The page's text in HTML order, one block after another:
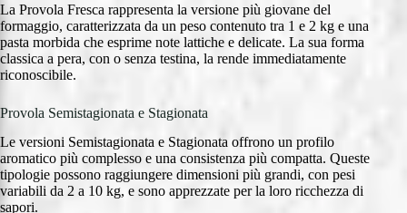
La Provola Fresca rappresenta la versione più giovane del
formaggio, caratterizzata da un peso contenuto tra 1 e 2 kg e una
pasta morbida che esprime note lattiche e delicate. La sua forma
classica a pera, con o senza testina, la rende immediatamente
riconoscibile.
Provola Semistagionata e Stagionata
Le versioni Semistagionata e Stagionata offrono un profilo
aromatico più complesso e una consistenza più compatta. Queste
tipologie possono raggiungere dimensioni più grandi, con pesi
variabili da 2 a 10 kg, e sono apprezzate per la loro ricchezza di
sapori.